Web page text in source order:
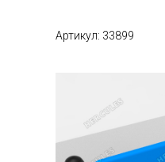
Артикул: 33899